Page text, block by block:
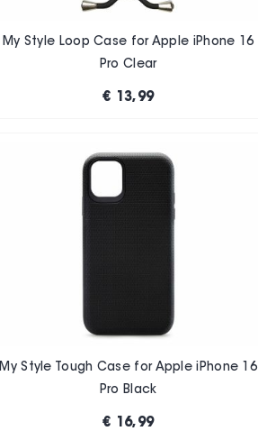
My Style Loop Case for Apple iPhone 16
Pro Clear
€ 13,99
My Style Tough Case for Apple iPhone 16
Pro Black
€ 16,99